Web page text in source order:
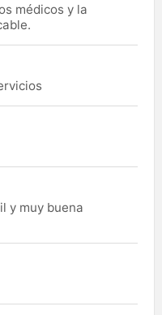
médicos y la
y muy buena